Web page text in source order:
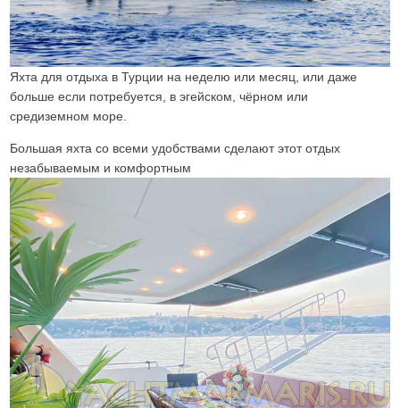
Яхта для отдыха в Турции на неделю или месяц, или даже
больше если потребуется, в эгейском, чёрном или
средиземном море.
Большая яхта со всеми удобствами сделают этот отдых
незабываемым и комфортным